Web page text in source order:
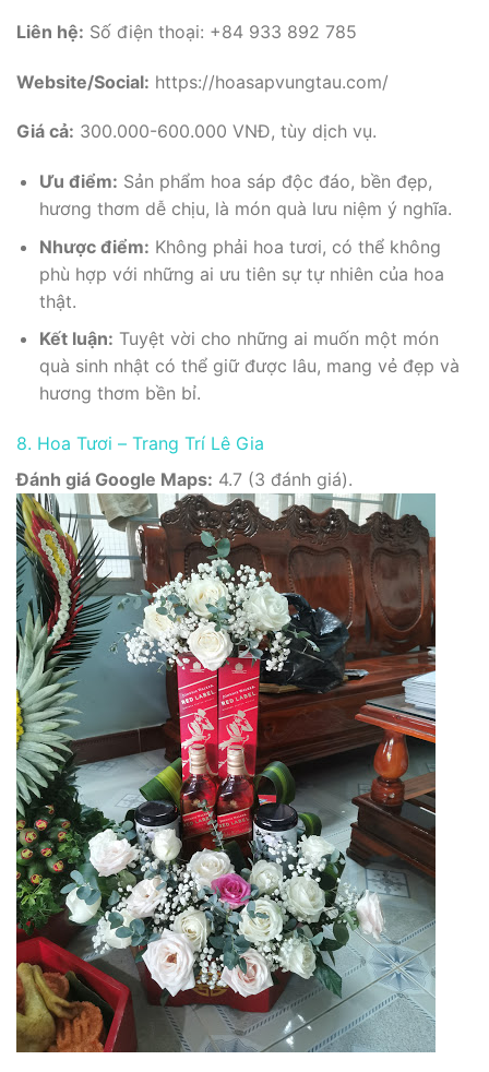
Liên hệ: Số điện thoại: +84 933 892 785
Website/Social: https://hoasapvungtau.com/
Giá cả: 300.000-600.000 VNĐ, tùy dịch vụ.
Ưu điểm: Sản phẩm hoa sáp độc đáo, bền đẹp,
hương thơm dễ chịu, là món quà lưu niệm ý nghĩa.
Nhược điểm: Không phải hoa tươi, có thể không
phù hợp với những ai ưu tiên sự tự nhiên của hoa
thật.
Kết luận: Tuyệt vời cho những ai muốn một món
quà sinh nhật có thể giữ được lâu, mang vẻ đẹp và
hương thơm bền bỉ.
8. Hoa Tươi – Trang Trí Lê Gia
Đánh giá Google Maps: 4.7 (3 đánh giá).